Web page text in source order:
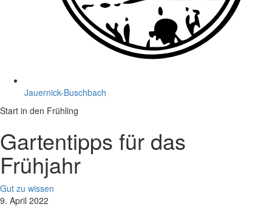
Jauernick-Buschbach
Start in den Frühling
Gartentipps für das
Frühjahr
Gut zu wissen
9. April 2022